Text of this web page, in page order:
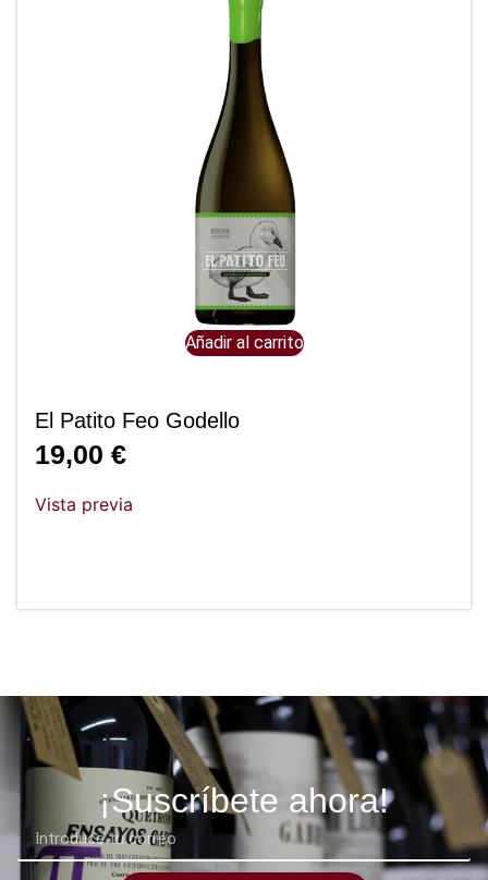
Añadir al carrito
El Patito Feo Godello
19,00 €
Vista previa
¡Suscríbete ahora!